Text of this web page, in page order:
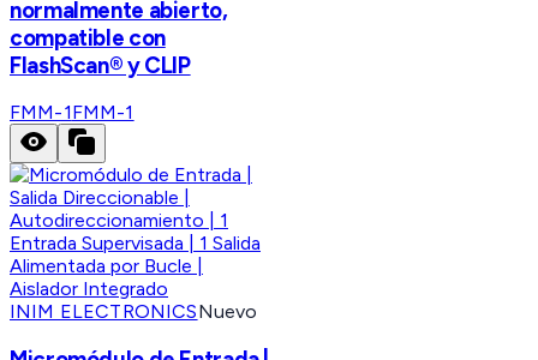
normalmente abierto,
compatible con
FlashScan® y CLIP
FMM-1FMM-1
INIM ELECTRONICSNuevo